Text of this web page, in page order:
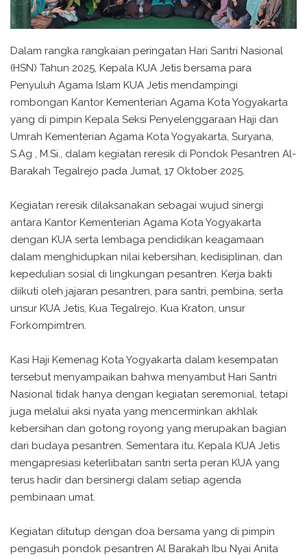
Dalam rangka rangkaian peringatan Hari Santri Nasional
(HSN) Tahun 2025, Kepala KUA Jetis bersama para
Penyuluh Agama Islam KUA Jetis mendampingi
rombongan Kantor Kementerian Agama Kota Yogyakarta
yang di pimpin Kepala Seksi Penyelenggaraan Haji dan
Umrah Kementerian Agama Kota Yogyakarta, Suryana,
S.Ag , M.Si., dalam kegiatan reresik di Pondok Pesantren Al-
Barakah Tegalrejo pada Jumat, 17 Oktober 2025.
Kegiatan reresik dilaksanakan sebagai wujud sinergi
antara Kantor Kementerian Agama Kota Yogyakarta
dengan KUA serta lembaga pendidikan keagamaan
dalam menghidupkan nilai kebersihan, kedisiplinan, dan
kepedulian sosial di lingkungan pesantren. Kerja bakti
diikuti oleh jajaran pesantren, para santri, pembina, serta
unsur KUA Jetis, Kua Tegalrejo, Kua Kraton, unsur
Forkompimtren.
Kasi Haji Kemenag Kota Yogyakarta dalam kesempatan
tersebut menyampaikan bahwa menyambut Hari Santri
Nasional tidak hanya dengan kegiatan seremonial, tetapi
juga melalui aksi nyata yang mencerminkan akhlak
kebersihan dan gotong royong yang merupakan bagian
dari budaya pesantren. Sementara itu, Kepala KUA Jetis
mengapresiasi keterlibatan santri serta peran KUA yang
terus hadir dan bersinergi dalam setiap agenda
pembinaan umat.
Kegiatan ditutup dengan doa bersama yang di pimpin
pengasuh pondok pesantren Al Barakah Ibu Nyai Anita